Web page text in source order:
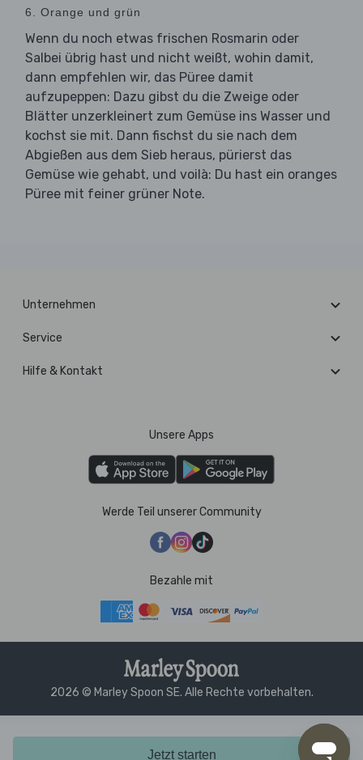
Jetzt starten
6. Orange und grün
Wenn du noch etwas frischen Rosmarin oder
Salbei übrig hast und nicht weißt, wohin damit,
dann empfehlen wir, das Püree damit
aufzupeppen: Dazu gibst du die Zweige oder
Blätter unzerkleinert zum Gemüse ins Wasser und
kochst sie mit. Dann fischst du sie nach dem
Abgießen aus dem Sieb heraus, pürierst das
Gemüse wie gehabt, und voilà: Du hast ein oranges
Püree mit feiner grüner Note.
Unternehmen
Service
Hilfe & Kontakt
Unsere Apps
Werde Teil unserer Community
Bezahle mit
2026 © Marley Spoon SE. Alle Rechte vorbehalten.